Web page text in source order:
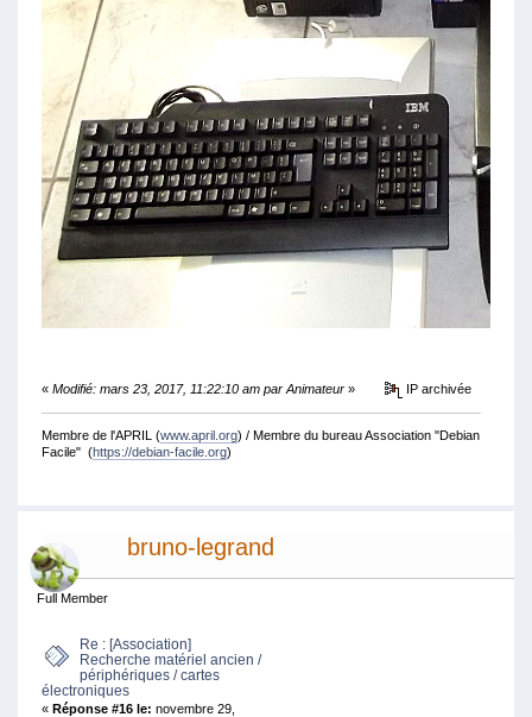
« Modifié: mars 23, 2017, 11:22:10 am par Animateur» IP archivée
Membre de l'APRIL (www.april.org) / Membre du bureau Association "Debian
Facile" (https://debian-facile.org)
bruno-legrand
Full Member
Re : [Association]
Recherche matériel ancien /
périphériques / cartes
électroniques
« Réponse #16 le: novembre 29,